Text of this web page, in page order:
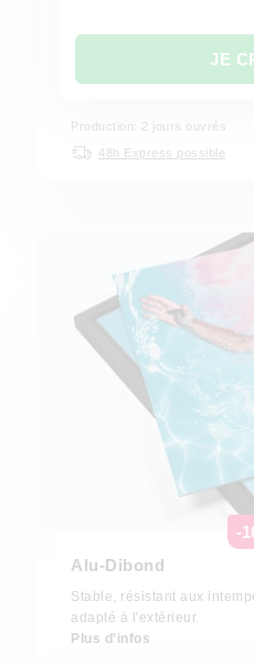
JE
Production: 2 jours ouvrés
48h Express possible
-
Alu-Dibond
Stable, résistant aux
adapté à l'extérieur.
Plus d'infos